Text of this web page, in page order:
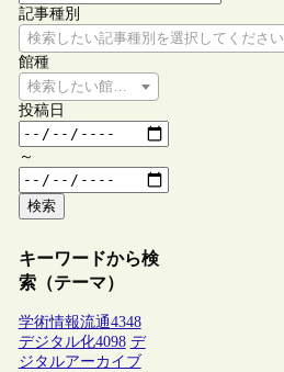
記事種別
検索したい記事種別を選択してください
館種
検索したい館種を選択してください
投稿日
～
検索
キーワードから検
索（テーマ）
学術情報流通4348
デジタル化4098 デ
ジタルアーカイブ